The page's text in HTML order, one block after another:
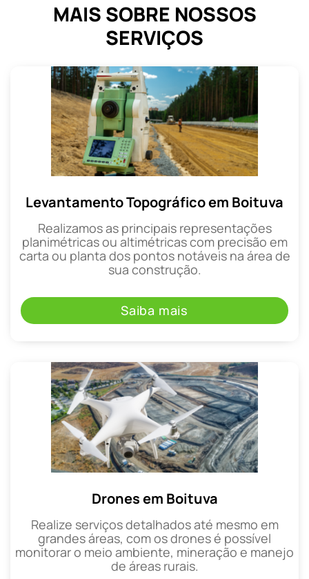
MAIS SOBRE NOSSOS
SERVIÇOS
Levantamento Topográfico em Boituva
Realizamos as principais representações
planimétricas ou altimétricas com precisão em
carta ou planta dos pontos notáveis na área de
sua construção.
Saiba mais
Drones em Boituva
Realize serviços detalhados até mesmo em
grandes áreas, com os drones é possível
monitorar o meio ambiente, mineração e manejo
de áreas rurais.